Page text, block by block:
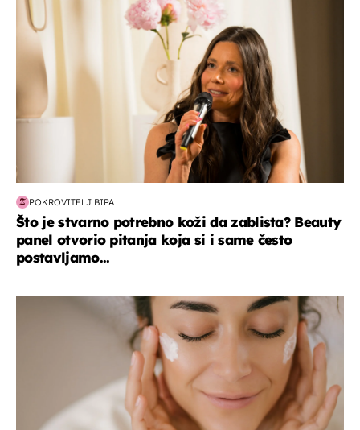
POKROVITELJ BIPA
Što je stvarno potrebno koži da zablista? Beauty
panel otvorio pitanja koja si i same često
postavljamo...
moda & ljepota